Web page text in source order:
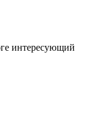
интересующий